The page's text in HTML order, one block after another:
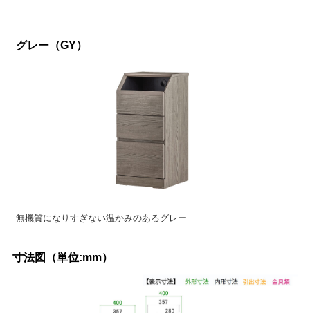
グレー（GY）
無機質になりすぎない温かみのあるグレー
寸法図（単位:mm）